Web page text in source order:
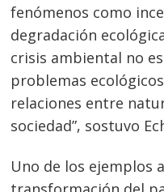
fenómenos como
degradación
crisis ambiental no
problemas
relaciones entre
sociedad”, sostuvo
Uno de los ejemplos
Navegación
entradas